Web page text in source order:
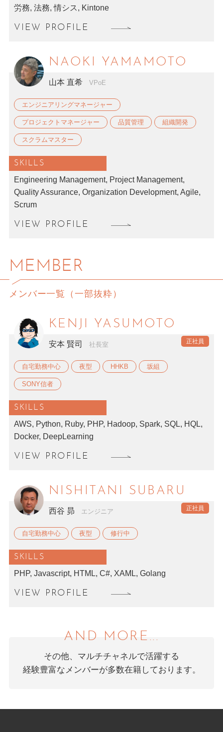
労務, 法務, 情シス, Kintone
VIEW PROFILE
NAOKI YAMAMOTO
山本 直希 VPoE
エンジニアリングマネージャー
プロジェクトマネージャー 品質管理 組織開発
スクラムマスター
SKILLS
Engineering Management, Project Management,
Quality Assurance, Organization Development, Agile,
Scrum
VIEW PROFILE
MEMBER
メンバー一覧（一部抜粋）
KENJI YASUMOTO
安本 賢司 社長室
自宅勤務中心 夜型 HHKB 坂組
SONY信者
SKILLS
AWS, Python, Ruby, PHP, Hadoop, Spark, SQL, HQL,
Docker, DeepLearning
VIEW PROFILE
NISHITANI SUBARU
西谷 昴 エンジニア
自宅勤務中心 夜型 修行中
SKILLS
PHP, Javascript, HTML, C#, XAML, Golang
VIEW PROFILE
AND MORE...
その他、マルチチャネルで活躍する
経験豊富なメンバーが多数在籍しております。